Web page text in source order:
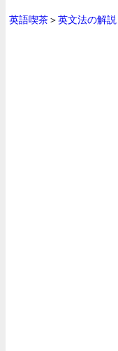
英語喫茶＞英文法の解説